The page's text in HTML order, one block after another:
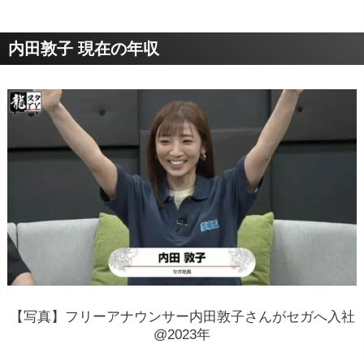
内田敦子 現在の年収
【写真】フリーアナウンサー内田敦子さんがセガへ入社
@2023年